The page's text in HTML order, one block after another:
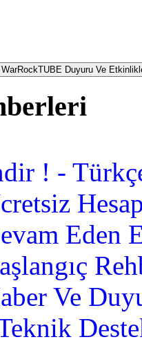
WarRockTUBE Duyuru Ve
! -
Eden
Ve